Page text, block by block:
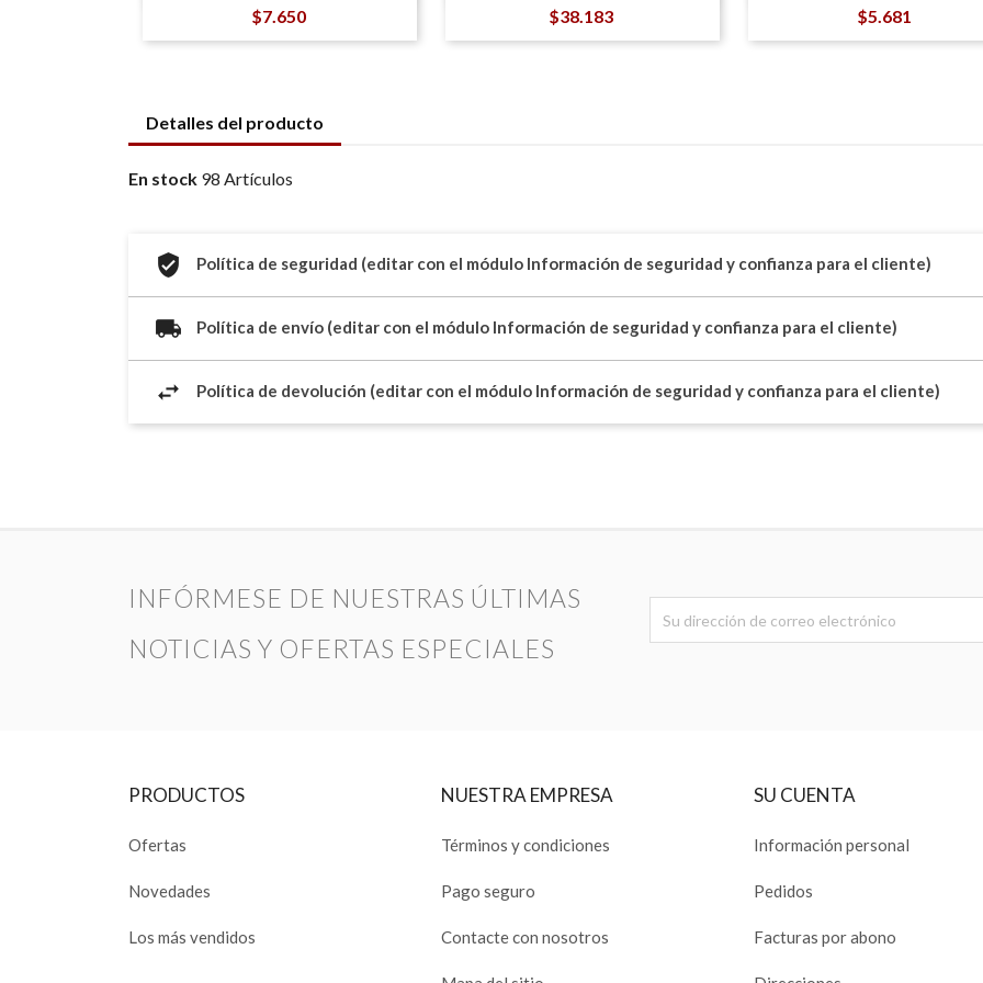
Precio
$7.650 Precio
$38.183 Precio
$5.681
Detalles del producto
En stock 98 Artículos
Política de seguridad (editar con el módulo Información de seguridad y confianza para el cliente)
Política de envío (editar con el módulo Información de seguridad y confianza para el cliente)
Política de devolución (editar con el módulo Información de seguridad y confianza para el cliente)
INFÓRMESE DE NUESTRAS ÚLTIMAS
NOTICIAS Y OFERTAS ESPECIALES
PRODUCTOS
Ofertas
Novedades
Los más vendidos
NUESTRA EMPRESA
Términos y condiciones
Pago seguro
Contacte con nosotros
SU CUENTA
Información personal
Pedidos
Facturas por abono